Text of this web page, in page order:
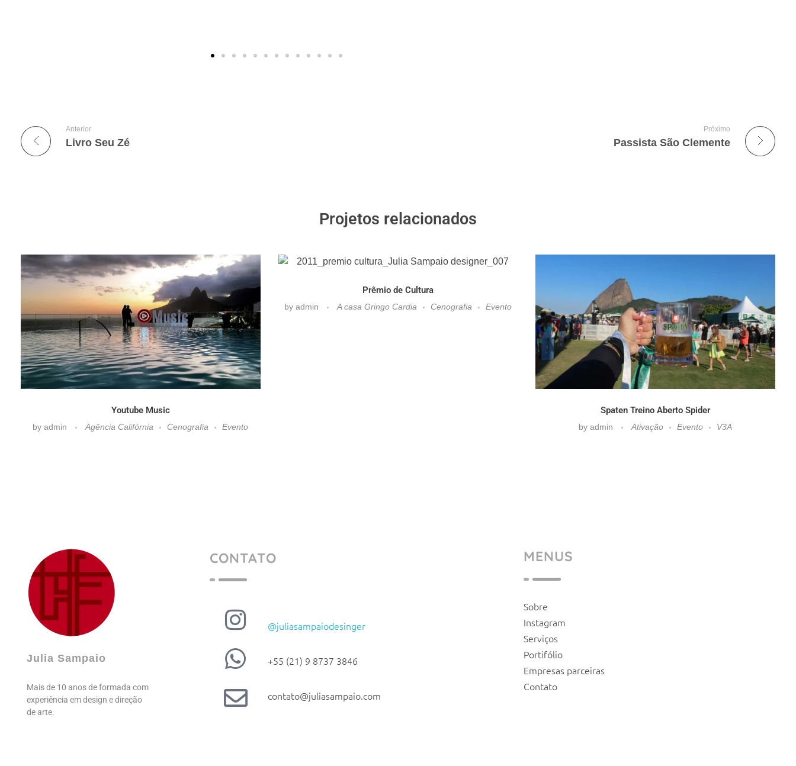
Anterior
Livro Seu Zé
Próximo
Passista São Clemente
Projetos relacionados
Youtube Music
by admin Agência Califórnia Cenografia Evento
Prêmio de Cultura
by admin A casa Gringo Cardia Cenografia Evento
Spaten Treino Aberto Spider
by admin Ativação Evento V3A
Julia Sampaio
Mais de 10 anos de formada com
experiência em design e direção
de arte.
CONTATO
@juliasampaiodesinger
+55 (21) 9 8737 3846
contato@juliasampaio.com
MENUS
Sobre
Instagram
Serviços
Portifólio
Empresas parceiras
Contato